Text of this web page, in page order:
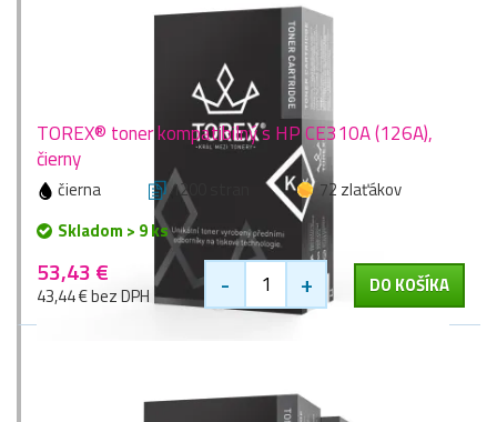
TOREX® toner kompatibilný s HP CE310A (126A),
čierny
čierna 1200 stran
72 zlaťákov
Skladom > 9 ks
53,43 €
43,44 € bez DPH - + DO KOŠÍKA